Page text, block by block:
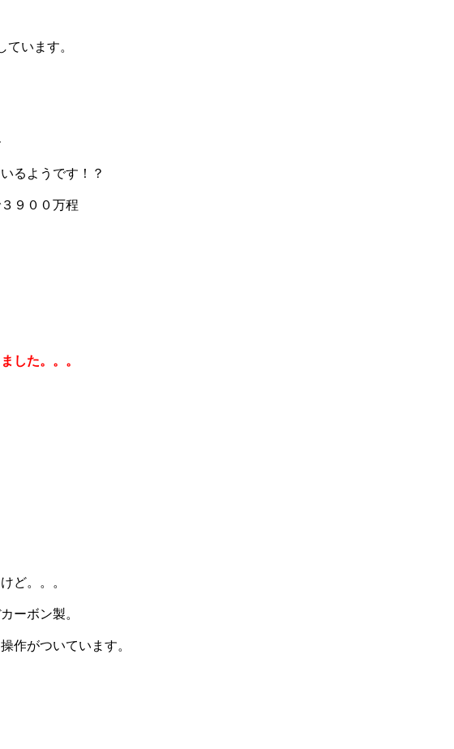
います。
るようです！？
９００万程
した。。。
ど。。。
ーボン製。
作がついています。